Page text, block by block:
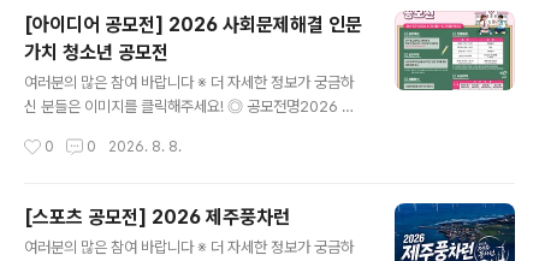
[아이디어 공모전] 2026 사회문제해결 인문
가치 청소년 공모전
여러분의 많은 참여 바랍니다 ※ 더 자세한 정보가 궁금하
신 분들은 이미지를 클릭해주세요! ◎ 공모전명2026 사
제를 인문적 가치로 바라보고, 새로운 해결 아이디어를 제
간2026. 8. 24.(월) ~ 8. 31.(월) 18:00 ◎ 공모대상전
국 중·고등학교 재학생 및 학교 밖 청소년 2~5인으로 구성
0 0 2026. 8. 8.
[스포츠 공모전] 2026 제주풍차런
여러분의 많은 참여 바랍니다 ※ 더 자세한 정보가 궁금하